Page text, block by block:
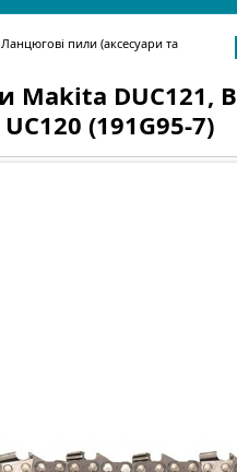
Ланцюгові пили (аксесуари та
DUC121,
UC120 (191G95-7)